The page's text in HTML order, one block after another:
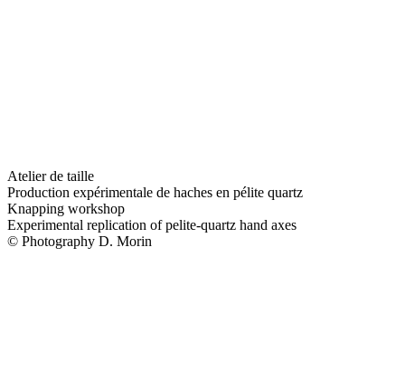
Atelier de taille
Production expérimentale de haches en pélite quartz
Knapping workshop
Experimental replication of pelite-quartz hand axes
© Photography D. Morin